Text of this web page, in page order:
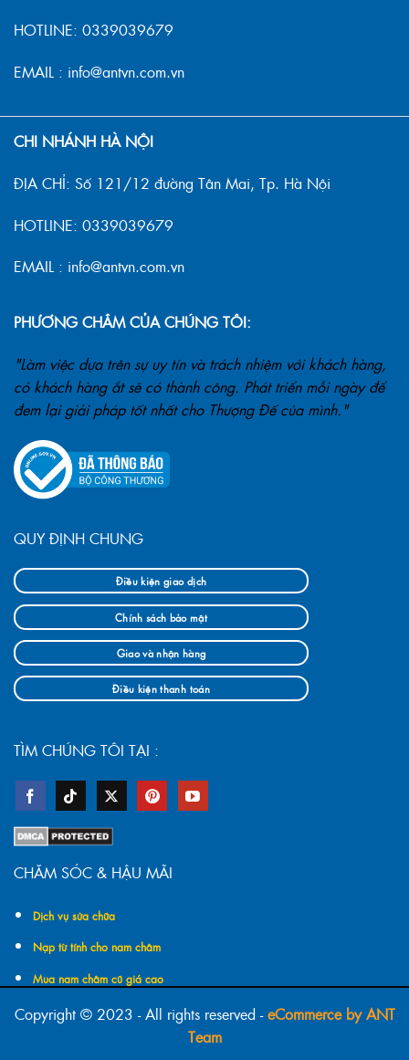
HOTLINE: 0339039679
EMAIL : info@antvn.com.vn
CHI NHÁNH HÀ NỘI
ĐỊA CHỈ: Số 121/12 đường Tân Mai, Tp. Hà Nội
HOTLINE: 0339039679
EMAIL : info@antvn.com.vn
PHƯƠNG CHÂM CỦA CHÚNG TÔI:
"Làm việc dựa trên sự uy tín và trách nhiệm với khách hàng,
có khách hàng ắt sẽ có thành công. Phát triển mỗi ngày để
đem lại giải pháp tốt nhất cho Thượng Đế của mình."
QUY ĐỊNH CHUNG
Điều kiện giao dịch
Chính sách bảo mật
Giao và nhận hàng
Điều kiện thanh toán
TÌM CHÚNG TÔI TẠI :
CHĂM SÓC & HẬU MÃI
Dịch vụ sửa chữa
Nạp từ tính cho nam châm
Mua nam châm cũ giá cao
Copyright © 2023 - All rights reserved -eCommerce by ANT
Team